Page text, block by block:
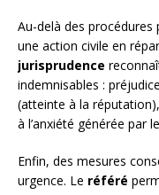
Au-delà des procédures
une action civile en
jurisprudence
indemnisables :
(atteinte à la
à l’anxiété générée par
Enfin, des mesures
urgence. Le référé